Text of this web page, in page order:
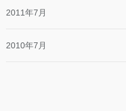
2011年7月
2010年7月